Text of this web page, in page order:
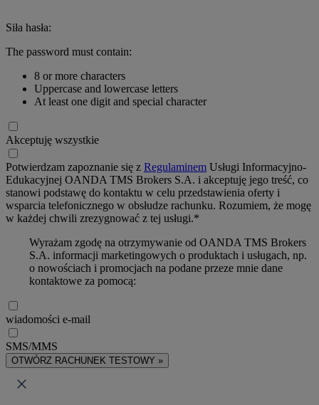
Siła hasła:
The password must contain:
8 or more characters
Uppercase and lowercase letters
At least one digit and special character
Akceptuję wszystkie
Potwierdzam zapoznanie się z Regulaminem Usługi Informacyjno-
Edukacyjnej OANDA TMS Brokers S.A. i akceptuję jego treść, co
stanowi podstawę do kontaktu w celu przedstawienia oferty i
wsparcia telefonicznego w obsłudze rachunku. Rozumiem, że mogę
w każdej chwili zrezygnować z tej usługi.*
Wyrażam zgodę na otrzymywanie od OANDA TMS Brokers
S.A. informacji marketingowych o produktach i usługach, np.
o nowościach i promocjach na podane przeze mnie dane
kontaktowe za pomocą:
wiadomości e-mail
SMS/MMS
OTWÓRZ RACHUNEK TESTOWY »